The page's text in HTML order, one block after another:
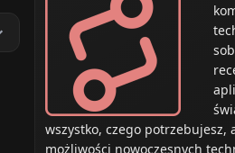
wszystko, czego potrzebujesz,
możliwości nowoczesnych